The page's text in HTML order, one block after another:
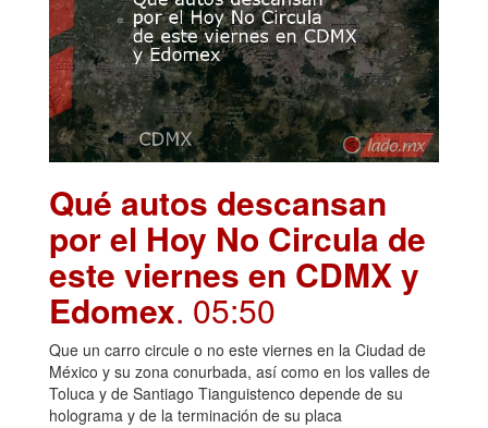
Qué autos descansan
por el Hoy No Circula de
este viernes en CDMX y
Edomex. 05:50
Que un carro circule o no este viernes en la Ciudad de
México y su zona conurbada, así como en los valles de
Toluca y de Santiago Tianguistenco depende de su
holograma y de la terminación de su placa